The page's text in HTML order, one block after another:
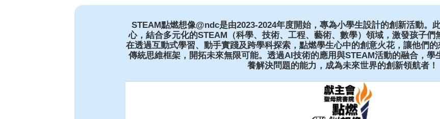
STEAM點燃想像@ndc是由2023-2024年度開始，專為小學生設計的創新活動。
心，結合多元化的STEAM（科學、技術、工程、藝術、數學）領域，激發孩子們
在透過互動式學習、動手實踐及跨學科探索，點燃學生心中的創意火花，讓他們
傳統思維框架，開拓未來無限可能。透過AI技術的應用與STEAM活動的融合，學
養解決問題的能力，成為未來世界的創新領航者！